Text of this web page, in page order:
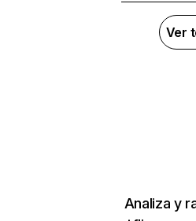
Ver
Analiza y